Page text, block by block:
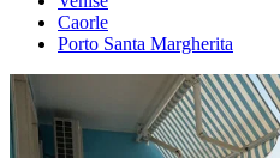
Caorle
Porto Santa Margherita